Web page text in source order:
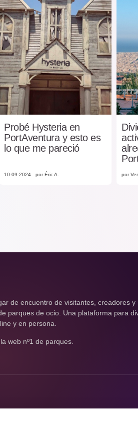
Probé Hysteria en
PortAventura y esto es
lo que me pareció
10-09-2024 por Éric A. por
de encuentro de visitantes, creadores y
parques de ocio. Una plataforma para
y en persona.
web nº1 de parques.